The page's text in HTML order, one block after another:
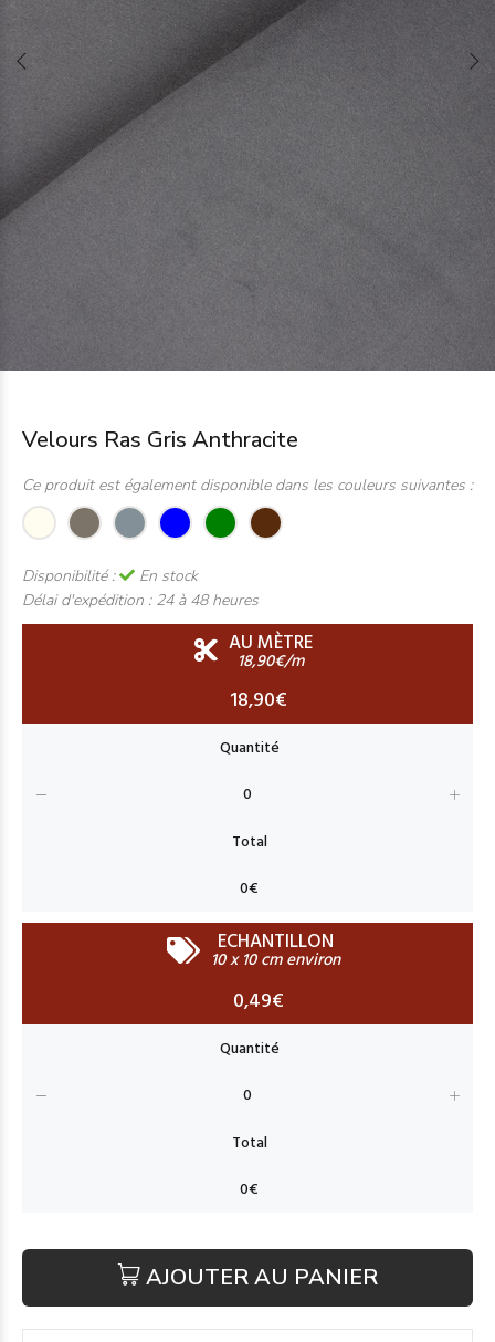
Velours Ras Gris Anthracite
Ce produit est également disponible dans les couleurs suivantes :
Disponibilité :
En stock
Délai d'expédition : 24 à 48 heures
AU MÈTRE
18,90€/m
18,90€
ECHANTILLON
10 x 10 cm environ
0,49€
AJOUTER AU PANIER